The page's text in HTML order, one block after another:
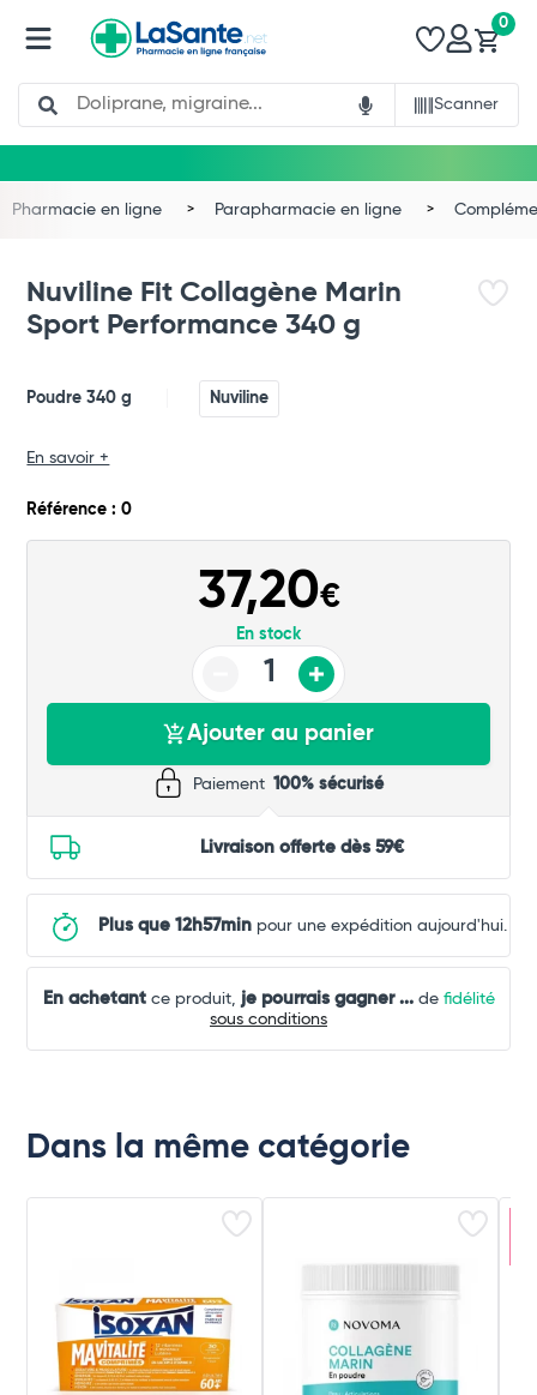
Search
Scanner
0
Pharmacie en ligne Parapharmacie en ligne
Nuviline Fit Collagène Marin
Sport Performance 340 g
Poudre 340 g Nuviline
En savoir +
Référence : 0
37,20€
En stock
Ajouter au panier
Paiement 100% sécurisé
Livraison offerte dès 59€
Plus que 12h57minpour une expédition aujourd'hui.
En achetantce produit, je pourrais gagner ...de fidélité
sous conditions
Dans la même catégorie